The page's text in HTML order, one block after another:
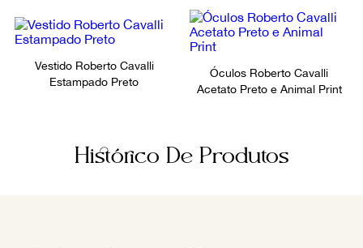
Vestido Roberto Cavalli
Estampado Preto
Óculos Roberto Cavalli
Acetato Preto e Animal Print
Histórico De Produtos